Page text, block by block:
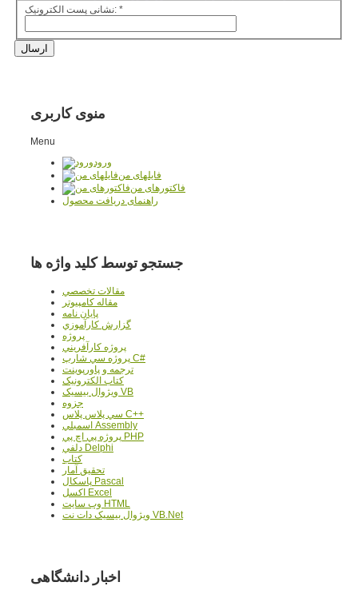
نشانی پست الکترونیک: *
ارسال
منوی کاربری
Menu
ورود
فایلهای من
فاکتورهای من
راهنمای دریافت محصول
جستجو توسط کلید واژه ها
مقالات تخصصي
مقاله کامپیوتر
پایان نامه
گزارش کارآموزي
پروژه
پروژه کارآفريني
پروژه سي شارپ C#
ترجمه و پاورپوينت
کتاب الکترونيک
ويژوال بيسيک VB
جزوه
سي پلاس پلاس C++
اسمبلي Assembly
پروژه پي اچ پي PHP
دلفي Delphi
کتاب
تحقيق آمار
پاسکال Pascal
اکسل Excel
وب سايت HTML
ويژوال بيسيک دات نت VB.Net
اخبار دانشگاهی